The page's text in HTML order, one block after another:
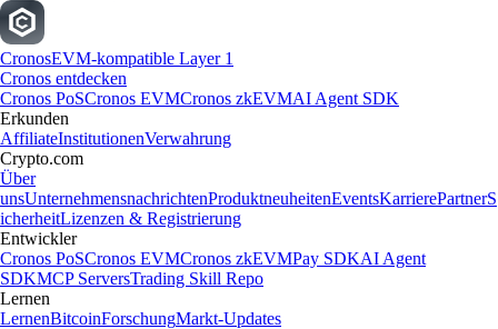
CronosEVM-kompatible Layer 1
Cronos entdecken
Cronos PoSCronos EVMCronos zkEVMAI Agent SDK
Erkunden
AffiliateInstitutionenVerwahrung
Crypto.com
Über
unsUnternehmensnachrichtenProduktneuheitenEventsKarrierePartnerS
icherheitLizenzen & Registrierung
Entwickler
Cronos PoSCronos EVMCronos zkEVMPay SDKAI Agent
SDKMCP ServersTrading Skill Repo
Lernen
LernenBitcoinForschungMarkt-Updates